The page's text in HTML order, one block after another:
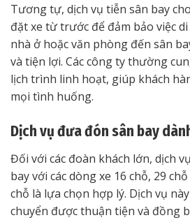
Tương tự, dịch vụ tiễn sân bay
đặt xe từ trước để đảm bảo việc
nhà ở hoặc văn phòng đến sân
và tiện lợi. Các công ty thường
lịch trình linh hoạt, giúp khách
mọi tình huống.
Dịch vụ đưa đón sân bay
Đối với các đoàn khách lớn, dịch
bay với các dòng xe 16 chỗ, 29
chỗ là lựa chọn hợp lý. Dịch vụ
chuyển được thuận tiện và đồng